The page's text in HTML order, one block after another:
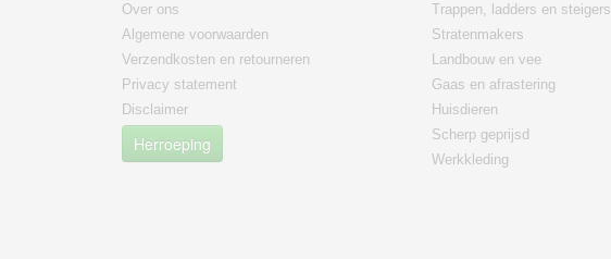
Over ons
Algemene voorwaarden
Verzendkosten en retourneren
Privacy statement
Disclaimer
Herroeping
Trappen, ladders en steigers
Stratenmakers
Landbouw en vee
Gaas en afrastering
Huisdieren
Scherp geprijsd
Werkkleding